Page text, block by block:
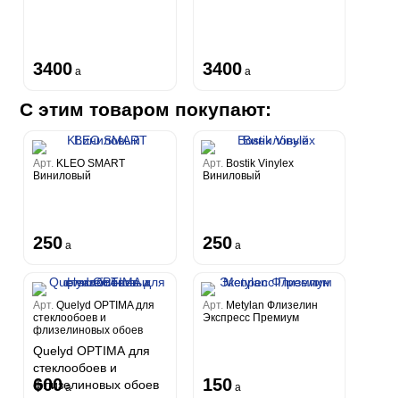
3400 a 3400 a
С этим товаром покупают:
Арт. KLEO SMART
Виниловый
250 a
Арт. Bostik Vinylex
Виниловый
250 a
Арт.Quelyd OPTIMA для
стеклообоев и
флизелиновых обоев
Quelyd OPTIMA для
стеклообоев и
флизелиновых обоев
600 a
Арт. Metylan Флизелин
Экспресс Премиум
150 a